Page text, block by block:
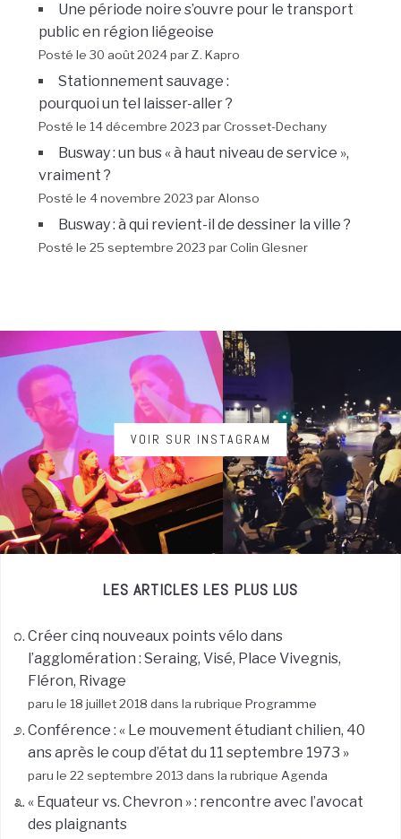
Une période noire s’ouvre pour le transport
public en région liégeoise
Posté le 30 août 2024 par Z. Kapro
Stationnement sauvage :
pourquoi un tel laisser-aller ?
Posté le 14 décembre 2023 par Crosset-Dechany
Busway : un bus « à haut niveau de service »,
vraiment ?
Posté le 4 novembre 2023 par Alonso
Busway : à qui revient-il de dessiner la ville ?
Posté le 25 septembre 2023 par Colin Glesner
VOIR SUR INSTAGRAM
LES ARTICLES LES PLUS LUS
Créer cinq nouveaux points vélo dans
l’agglomération : Seraing, Visé, Place Vivegnis,
Fléron, Rivage
paru le 18 juillet 2018 dans la rubrique Programme
Conférence : « Le mouvement étudiant chilien, 40
ans après le coup d’état du 11 septembre 1973 »
paru le 22 septembre 2013 dans la rubrique Agenda
« Equateur vs. Chevron » : rencontre avec l’avocat
des plaignants